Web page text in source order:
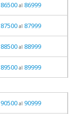
86500al 86999
87500al 87999
88500al 88999
89500al 89999
90500al 90999